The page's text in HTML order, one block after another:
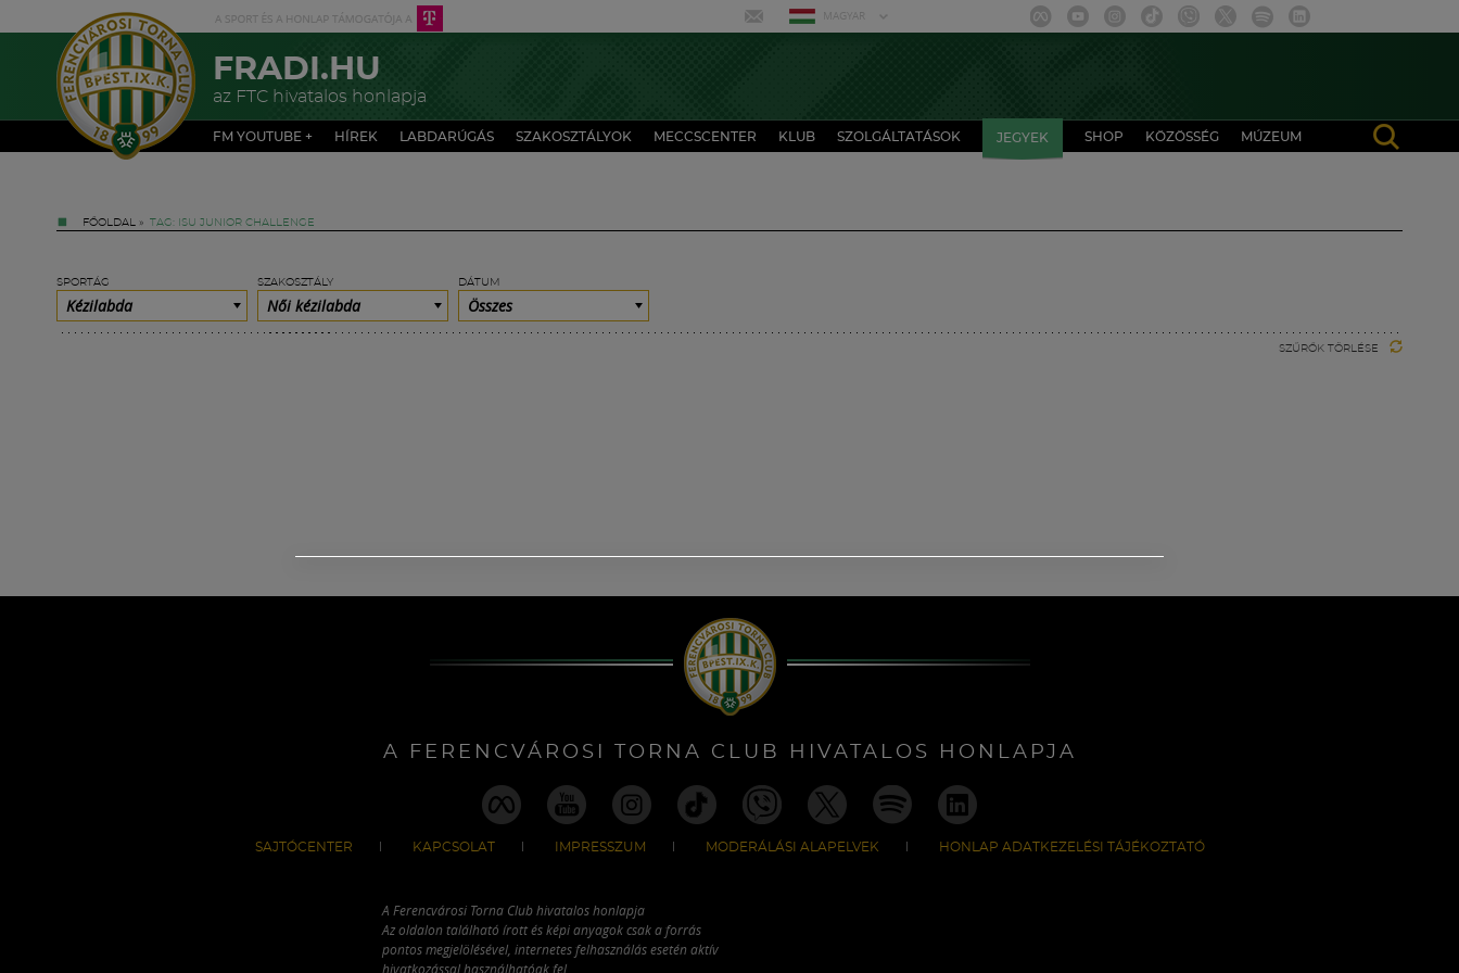
MAGYAR
FRADI.HU
az FTC hivatalos honlapja
FM YOUTUBE + HÍREK LABDARÚGÁS SZAKOSZTÁLYOK MECCSCENTER KLUB SZOLGÁLTATÁSOK JEGYEK SHOP KÖZÖSSÉG MÚZEUM
FŐOLDAL » TAG: ISU JUNIOR CHALLENGE
SPORTÁG
Kézilabda
SZAKOSZTÁLY
Női kézilabda
DÁTUM
Összes
SZŰRŐK TÖRLÉSE
A FERENCVÁROSI TORNA CLUB HIVATALOS HONLAPJA
SAJTÓCENTER KAPCSOLAT IMPRESSZUM MODERÁLÁSI ALAPELVEK HONLAP ADATKEZELÉSI TÁJÉKOZTATÓ
A Ferencvárosi Torna Club hivatalos honlapja
Az oldalon található írott és képi anyagok csak a forrás
pontos megjelölésével, internetes felhasználás esetén aktív
hivatkozással használhatóak fel.